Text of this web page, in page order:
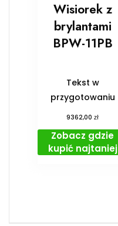
Wisiorek z
brylantami
BPW-11PB
Tekst w
przygotowaniu
9362,00zł
Zobacz gdzie
kupić najtaniej